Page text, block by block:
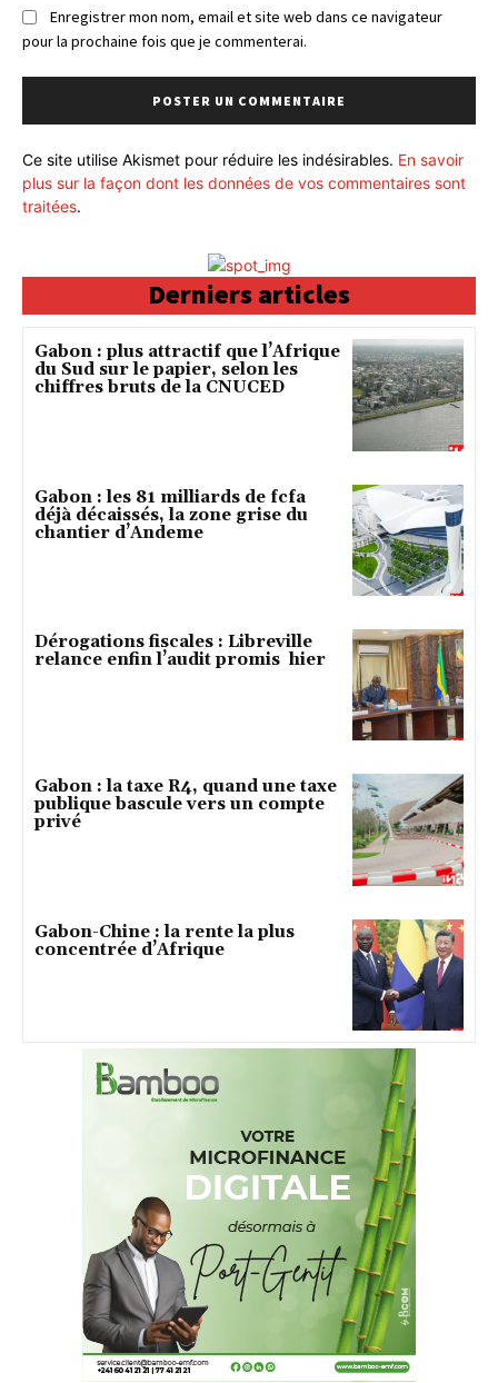
Enregistrer mon nom, email et site web dans ce navigateur
pour la prochaine fois que je commenterai.
Ce site utilise Akismet pour réduire les indésirables. En savoir
plus sur la façon dont les données de vos commentaires sont
traitées.
Derniers articles
Gabon : plus attractif que l’Afrique
du Sud sur le papier, selon les
chiffres bruts de la CNUCED
Gabon : les 81 milliards de fcfa
déjà décaissés, la zone grise du
chantier d’Andeme
Dérogations fiscales : Libreville
relance enfin l’audit promis hier
Gabon : la taxe R4, quand une taxe
publique bascule vers un compte
privé
Gabon-Chine : la rente la plus
concentrée d’Afrique